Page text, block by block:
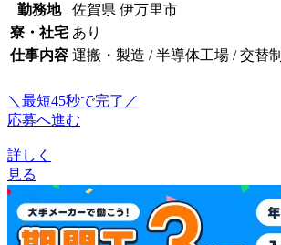
勤務地
佐賀県 伊万里市
寮・社宅 あり
仕事内容 運搬・製造 / 半導体工場 / 交替制
＼最短45秒で完了／
応募へ進む
詳しく
見る